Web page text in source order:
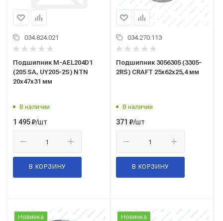
034.824.021
Подшипник M-AEL204D1
(205 SA, UY205-2S) NTN
20x47x31 мм
В наличии
1 495₽/шт
В КОРЗИНУ
034.270.113
Подшипник 3056305 (3305-
2RS) CRAFT 25x62x25,4 мм
В наличии
371 ₽/шт
В КОРЗИНУ
Новинка Новинка